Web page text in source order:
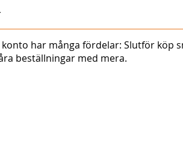
har många fördelar: Slutför köp
beställningar med mera.